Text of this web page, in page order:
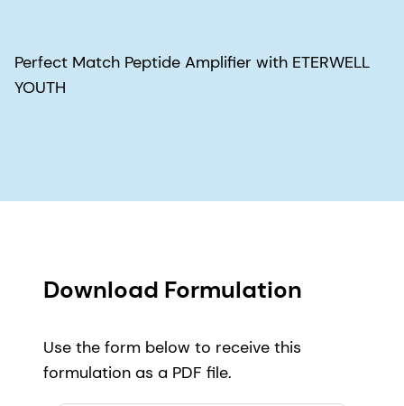
Perfect Match Peptide Amplifier with ETERWELL
YOUTH
Download Formulation
Use the form below to receive this
formulation as a PDF file.